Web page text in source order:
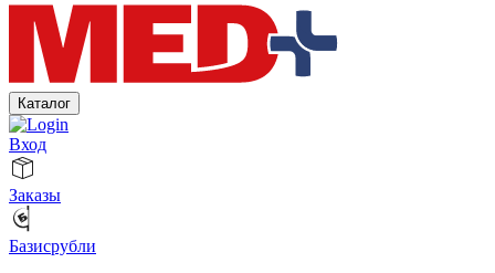
Каталог
Вход
Заказы
Базисрубли